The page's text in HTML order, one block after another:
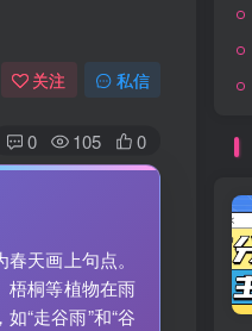
关注 私信
0 105 0
天画上句点。
梧桐等植物在雨
“走谷雨”和“谷